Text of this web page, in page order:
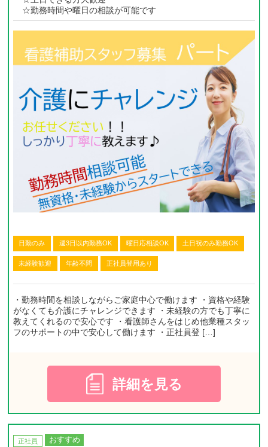
☆勤務時間や曜日の相談が可能です
日勤のみ 週3日以内勤務OK 曜日応相談OK 土日祝のみ勤務OK
未経験歓迎 年齢不問 正社員登用あり
・勤務時間を相談しながらご家庭中心で働けます ・資格や経験
がなくても介護にチャレンジできます ・未経験の方でも丁寧に
教えてくれるので安心です ・看護師さんをはじめ他業種スタッ
フのサポートの中で安心して働けます ・正社員登 […]
詳細を見る
正社員 おすすめ